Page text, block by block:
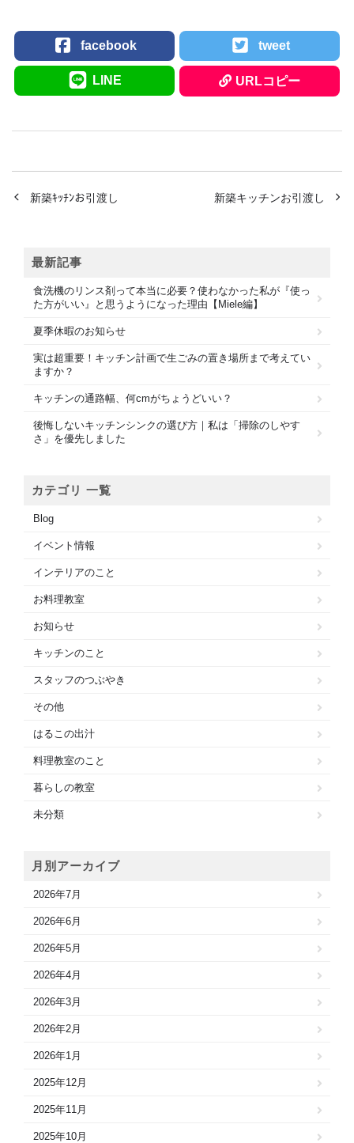
facebook tweet
LINE URLコピー
新築ｷｯﾁﾝお引渡し 新築キッチンお引渡し
最新記事
食洗機のリンス剤って本当に必要？使わなかった私が『使っ
た方がいい』と思うようになった理由【Miele編】
夏季休暇のお知らせ
実は超重要！キッチン計画で生ごみの置き場所まで考えてい
ますか？
キッチンの通路幅、何cmがちょうどいい？
後悔しないキッチンシンクの選び方｜私は「掃除のしやす
さ」を優先しました
カテゴリ 一覧
Blog
イベント情報
インテリアのこと
お料理教室
お知らせ
キッチンのこと
スタッフのつぶやき
その他
はるこの出汁
料理教室のこと
暮らしの教室
未分類
月別アーカイブ
2026年7月
2026年6月
2026年5月
2026年4月
2026年3月
2026年2月
2026年1月
2025年12月
2025年11月
2025年10月